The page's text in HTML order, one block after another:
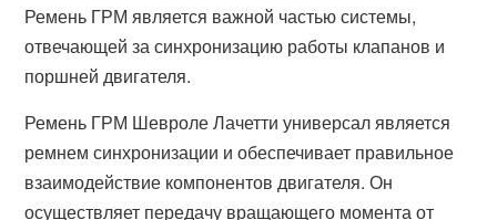
Ремень ГРМ является важной частью системы,
отвечающей за синхронизацию работы клапанов и
поршней двигателя.
Ремень ГРМ Шевроле Лачетти универсал является
ремнем синхронизации и обеспечивает правильное
взаимодействие компонентов двигателя. Он
осуществляет передачу вращающего момента от